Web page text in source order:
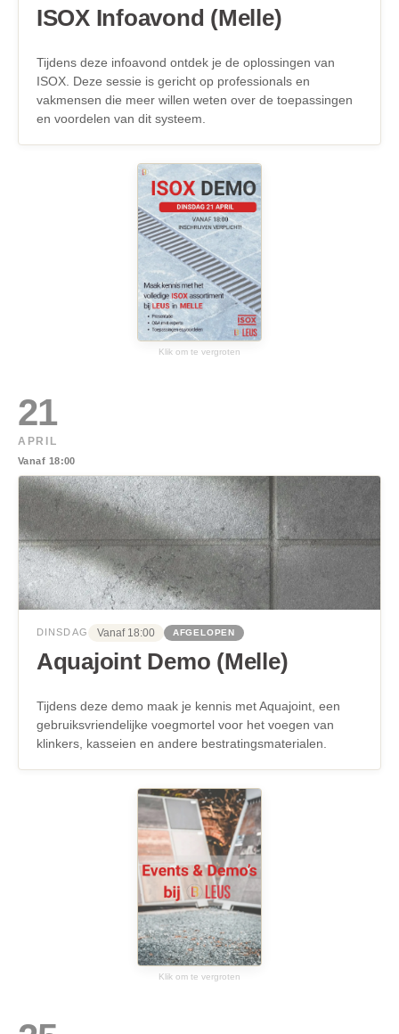
ISOX Infoavond (Melle)
Tijdens deze infoavond ontdek je de oplossingen van
ISOX. Deze sessie is gericht op professionals en
vakmensen die meer willen weten over de toepassingen
en voordelen van dit systeem.
Klik om te vergroten
21
APRIL
Vanaf 18:00
DINSDAG Vanaf 18:00 AFGELOPEN
Aquajoint Demo (Melle)
Tijdens deze demo maak je kennis met Aquajoint, een
gebruiksvriendelijke voegmortel voor het voegen van
klinkers, kasseien en andere bestratingsmaterialen.
Klik om te vergroten